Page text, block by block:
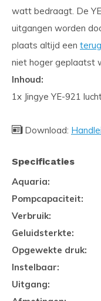
watt bedraagt. De
uitgangen worden
plaats altijd een
niet hoger geplaatst
Inhoud:
1x Jingye YE-921
Download:
Specificaties
Aquaria:
Pompcapaciteit:
Verbruik:
Geluidsterkte:
Opgewekte druk:
Instelbaar:
Uitgang: